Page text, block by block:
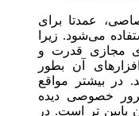
عمدتا برای
می‌شود. زیرا
مجازی قدرت و
آن بطور
در بیشتر مواقع
خصوصی دیده
پایین تر است. در